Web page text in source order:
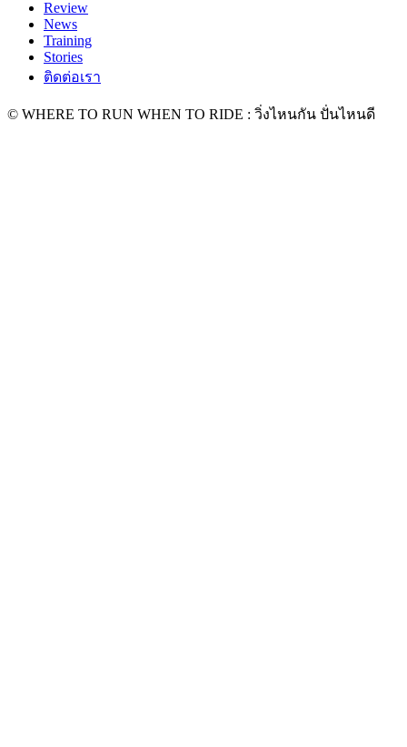
Review
News
Training
Stories
ติดต่อเรา
© WHERE TO RUN WHEN TO RIDE : วิ่งไหนกัน ปั่นไหนดี